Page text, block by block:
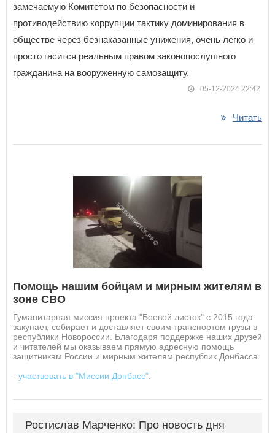
замечаемую Комитетом по безопасности и
противодействию коррупции тактику доминирования в
обществе через безнаказанные унижения, очень легко и
просто гасится реальным правом законопослушного
гражданина на вооруженную самозащиту.
05-12-2024 22:42
Читать
Помощь нашим бойцам и мирным жителям в
зоне СВО
Гуманитарная миссия проекта "Боевой листок" с 2015 года
закупает, собирает и доставляет своим транспортом грузы в
республики Новороссии. Благодаря поддержке наших друзей
и читателей мы оказываем прямую адресную помощь
защитникам России и мирным жителям республик Донбасса.
- участвовать в "Миссии Донбасс"
Ростислав Марченко: Про новость дня